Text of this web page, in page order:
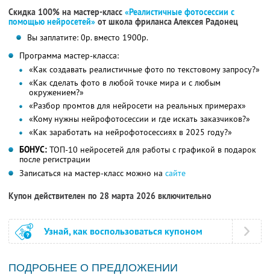
Скидка 100% на мастер-класс «Реалистичные фотосессии с
помощью нейросетей» от школа фриланса Алексея Радонец
Вы заплатите: 0р. вместо 1900р.
Программа мастер-класса:
«Как создавать реалистичные фото по текстовому запросу?»
«Как сделать фото в любой точке мира и с любым
окружением?»
«Разбор промтов для нейросети на реальных примерах»
«Кому нужны нейрофотосессии и где искать заказчиков?»
«Как заработать на нейрофотосессиях в 2025 году?»
БОНУС: ТОП-10 нейросетей для работы с графикой в подарок
после регистрации
Записаться на мастер-класс можно на сайте
Купон действителен по 28 марта 2026 включительно
Узнай, как воспользоваться купоном
ПОДРОБНЕЕ О ПРЕДЛОЖЕНИИ